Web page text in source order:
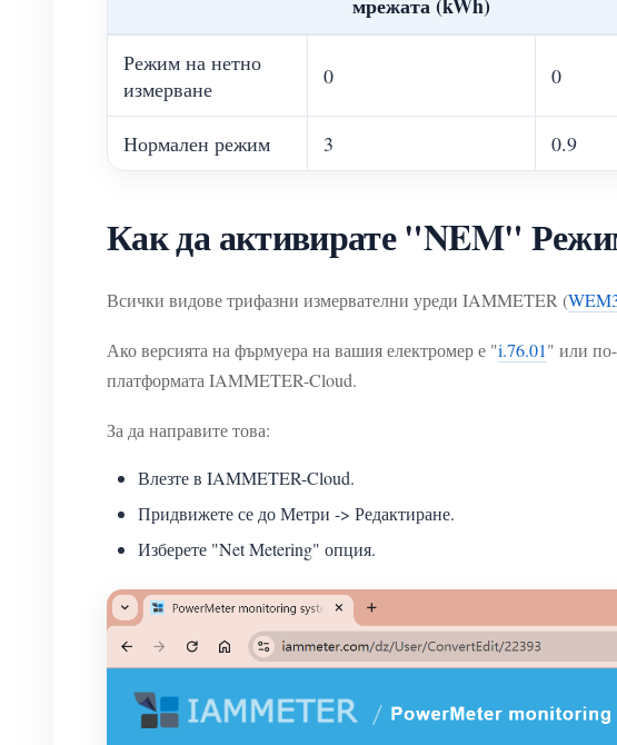
Режим на нетно
измерване
0 0
Нормален режим 3 0.9
Как да активирате "NEM"
Всички видове трифазни измервателни уреди IAMMETER (
Ако версията на фърмуера на вашия електромер е "i.76.01" или
платформата IAMMETER-Cloud.
За да направите това:
Влезте в IAMMETER-Cloud.
Придвижете се до Метри -> Редактиране.
Изберете "Net Metering" опция.